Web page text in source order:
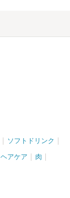
ソフトドリンク
ヘアケア 肉